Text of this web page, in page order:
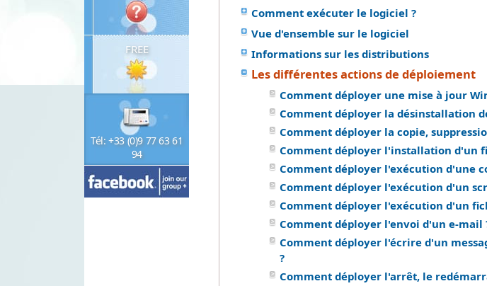
FREE
Tél: +33 (0)9 77 63 61
94
Comment exécuter le logiciel ?
Vue d'ensemble sur le logiciel
Informations sur les distributions
Les différentes actions de déploiement
Comment déployer une mise à jour
Comment déployer la désinstallation
Comment déployer la copie,
Comment déployer l'installation d'un
Comment déployer l'exécution d'une
Comment déployer l'exécution d'un
Comment déployer l'exécution d'un
Comment déployer l'envoi d'un e-mail
Comment déployer l'écrire d'un
?
Comment déployer l'arrêt, le